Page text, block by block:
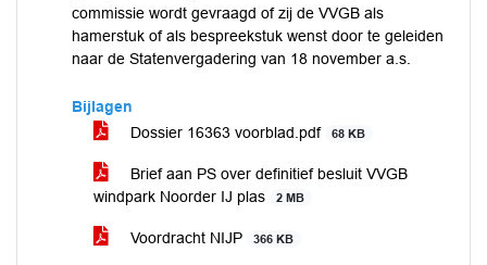
commissie wordt gevraagd of zij de VVGB als
hamerstuk of als bespreekstuk wenst door te geleiden
naar de Statenvergadering van 18 november a.s.
Bijlagen
Dossier 16363 voorblad.pdf
68 KB
Brief aan PS over definitief besluit VVGB
windpark Noorder IJ plas
2 MB
Voordracht NIJP 366 KB